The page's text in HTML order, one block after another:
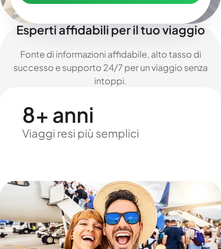
Esperti affidabili per il tuo viaggio
Fonte di informazioni affidabile, alto tasso di
successo e supporto 24/7 per un viaggio senza
intoppi.
8+ anni
Viaggi resi più semplici